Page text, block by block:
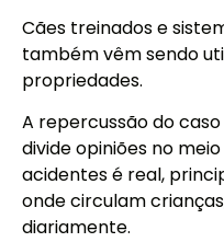
Cães treinados e
também vêm sendo
propriedades.
A repercussão do
divide opiniões no
acidentes é real,
onde circulam
diariamente.